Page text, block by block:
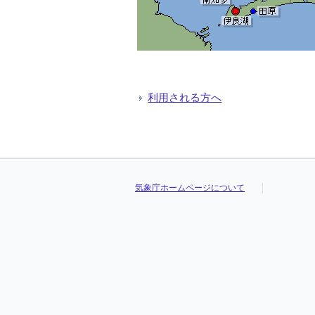
利用される方へ
気象庁ホームページについて